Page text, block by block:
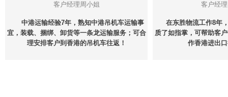
客户经理周小姐
中港运输经验7年，熟知中港吊机车运输事
宜，装载、捆绑、卸货等一条龙运输服务；可合
理安排客户到香港的吊机车往返！
客户经
在东胜物流工作8年
质了如指掌，可帮助客
作香港进出